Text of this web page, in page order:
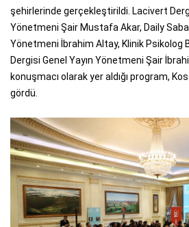
şehirlerinde gerçekleştirildi. Lacivert
Yönetmeni Şair Mustafa Akar, Daily
Yönetmeni İbrahim Altay, Klinik Psikolog
Dergisi Genel Yayın Yönetmeni Şair
konuşmacı olarak yer aldığı program,
gördü.